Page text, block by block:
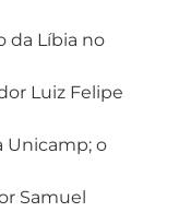
da Líbia no
Luiz Felipe
Unicamp; o
Samuel